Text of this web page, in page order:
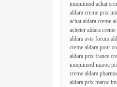
imiquimod achat
aldara creme prix
achat aldara creme
acheter aldara
aldara avis forum
creme aldara pour
aldara prix france
imiquimod maroc
creme aldara
aldara prix maroc